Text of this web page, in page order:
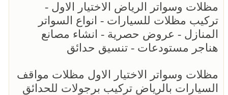
مظلات وسواتر الرياض الاختيار الاول -
تركيب مظلات للسيارات - انواع السواتر
المنازل - عروض حصرية - انشاء مصانع
هناجر مستودعات - تنسيق حدائق
مظلات وسواتر الاختيار الاول مظلات مواقف
السيارات بالرياض تركيب برجولات للحدائق